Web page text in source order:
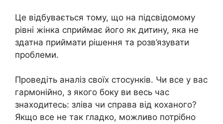
Це відбувається тому, що на підсвідомому
рівні жінка сприймає його як дитину, яка не
здатна приймати рішення та розв’язувати
проблеми.
Проведіть аналіз своїх стосунків. Чи все у вас
гармонійно, з якого боку ви весь час
знаходитесь: зліва чи справа від коханого?
Якщо все не так гладко, можливо потрібно